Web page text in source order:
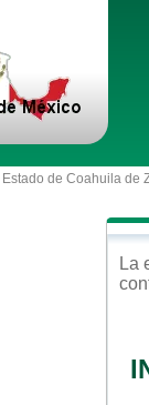
Estado de Coahuila de
La